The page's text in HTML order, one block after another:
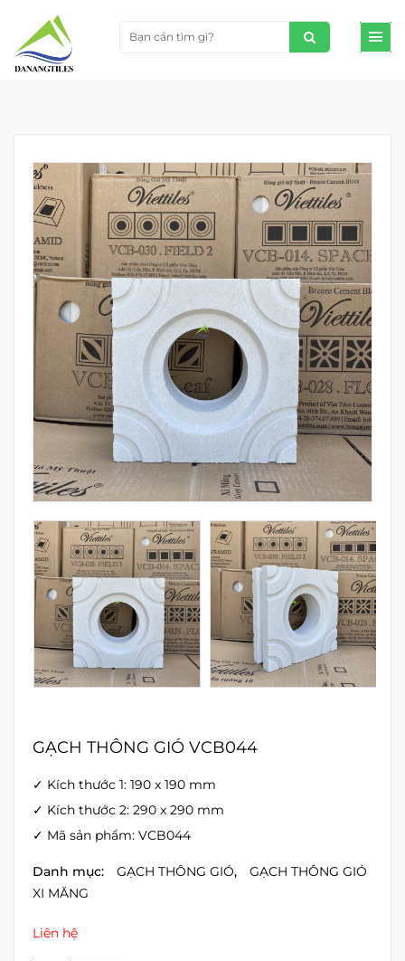
GẠCH THÔNG GIÓ VCB044
✓ Kích thước 1: 190 x 190 mm
✓ Kích thước 2: 290 x 290 mm
✓ Mã sản phẩm: VCB044
Danh mục: GẠCH THÔNG GIÓ,
GẠCH THÔNG GIÓ
XI MĂNG
Liên hệ